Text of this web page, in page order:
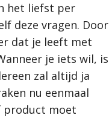
het liefst per
deze vragen. Door
dat je leeft met
je iets wil, is
zal altijd ja
nu eenmaal
product moet